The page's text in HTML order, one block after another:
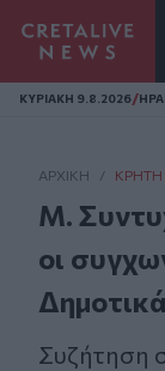
Homepage
ΚΥΡΙΑΚΗ 9.8.2026/
ΑΡΧΙΚΗ / ΚΡΉΤΗ
Μ.
οι
Συζήτηση